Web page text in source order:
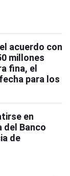
acuerdo con
millones
fina, el
para los
en
del Banco
de